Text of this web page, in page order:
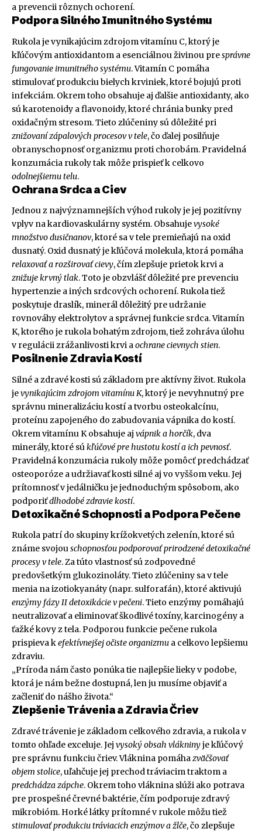
a prevencii rôznych ochorení.
Podpora Silného Imunitného Systému
Rukola je vynikajúcim zdrojom vitamínu C, ktorý je
kľúčovým antioxidantom a esenciálnou živinou presprávne
fungovanie imunitného systému. Vitamín C pomáha
stimulovať produkciu bielych krviniek, ktoré bojujú proti
infekciám. Okrem toho obsahuje aj ďalšie antioxidanty, ako
sú karotenoidy a flavonoidy, ktoré chránia bunky pred
oxidačným stresom. Tieto zlúčeniny sú dôležité pri
znižovaní zápalových procesov v tele, čo ďalej posilňuje
obranyschopnosť organizmu proti chorobám. Pravidelná
konzumácia rukoly tak môže prispieť k celkovo
odolnejšiemu telu.
Ochrana Srdca a Ciev
Jednou z najvýznamnejších výhod rukoly je jej pozitívny
vplyv na kardiovaskulárny systém. Obsahujevysoké
množstvo dusičnanov, ktoré sa v tele premieňajú na oxid
dusnatý. Oxid dusnatý je kľúčová molekula, ktorá pomáha
relaxovať a rozširovať cievy, čím zlepšuje prietok krvi a
znižuje krvný tlak. Toto je obzvlášť dôležité pre prevenciu
hypertenzie a iných srdcových ochorení. Rukola tiež
poskytuje draslík, minerál dôležitý pre udržanie
rovnováhy elektrolytov a správnej funkcie srdca. Vitamín
K, ktorého je rukola bohatým zdrojom, tiež zohráva úlohu
v regulácii zrážanlivosti krvi aochrane cievnych stien.
Posilnenie Zdravia Kostí
Silné a zdravé kosti sú základom pre aktívny život. Rukola
jevynikajúcim zdrojom vitamínu K, ktorý je nevyhnutný pre
správnu mineralizáciu kostí a tvorbu osteokalcínu,
proteínu zapojeného do zabudovania vápnika do kostí.
Okrem vitamínu K obsahuje aj vápnik a horčík, dva
minerály, ktoré súkľúčové pre hustotu kostí a ich pevnosť.
Pravidelná konzumácia rukoly môže pomôcť predchádzať
osteoporóze a udržiavať kosti silné aj vo vyššom veku. Jej
prítomnosť v jedálničku je jednoduchým spôsobom, ako
podporiťdlhodobé zdravie kostí.
Detoxikačné Schopnosti a Podpora Pečene
Rukola patrí do skupiny krížokvetých zelenín, ktoré sú
známe svojouschopnosťou podporovať prirodzené detoxikačné
procesy v tele. Za túto vlastnosť sú zodpovedné
predovšetkým glukozinoláty. Tieto zlúčeniny sa v tele
menia na izotiokyanáty (napr. sulforafán), ktoré aktivujú
enzýmy fázy II detoxikácie v pečeni. Tieto enzýmy pomáhajú
neutralizovať a eliminovať škodlivé toxíny, karcinogény a
ťažké kovy z tela. Podporou funkcie pečene rukola
prispieva kefektívnejšej očiste organizmu a celkovo lepšiemu
zdraviu.
„Príroda nám často ponúka tie najlepšie lieky v podobe,
ktorá je nám bežne dostupná, len ju musíme objaviť a
začleniť do nášho života.“
Zlepšenie Trávenia a Zdravia Čriev
Zdravé trávenie je základom celkového zdravia, a rukola v
tomto ohľade exceluje. Jej vysoký obsah vlákninyje kľúčový
pre správnu funkciu čriev. Vláknina pomáhazväčšovať
objem stolice, uľahčuje jej prechod tráviacim traktom a
predchádza zápche. Okrem toho vláknina slúži ako potrava
pre prospešné črevné baktérie, čím podporuje zdravý
mikrobióm. Horké látky prítomné v rukole môžu tiež
stimulovať produkciu tráviacich enzýmov a žlče, čo zlepšuje